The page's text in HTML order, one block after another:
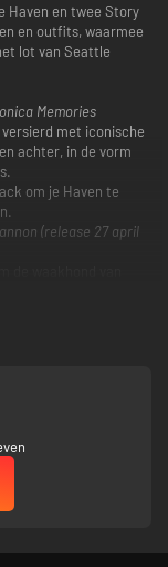
Haven en twee Story
en outfits, waarmee
lot van Seattle
Memories
met iconische
achter, in de vorm
om je Haven te
(release 27 april
eindelijk breekt?
perspectief van
de on-dood, van bloed
Ze zal een legende
en er moet veel